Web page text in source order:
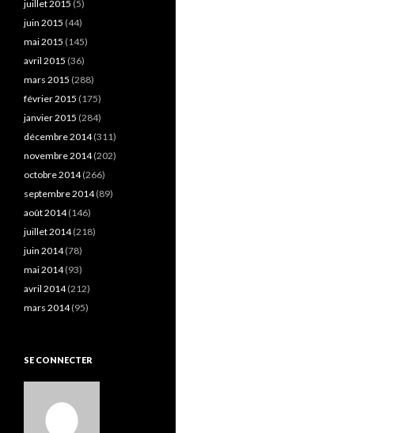
juillet 2015 (5)
juin 2015 (44)
mai 2015 (145)
avril 2015 (36)
mars 2015 (288)
février 2015 (175)
janvier 2015 (284)
décembre 2014(311)
novembre 2014(202)
octobre 2014(266)
septembre 2014(89)
août 2014(146)
juillet 2014(218)
juin 2014(78)
mai 2014(93)
avril 2014(212)
mars 2014(95)
SE CONNECTER